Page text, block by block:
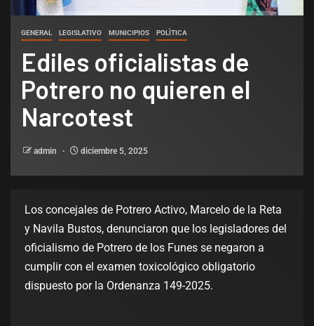
GENERAL LEGISLATIVO MUNICIPIOS POLÌTICA
Ediles oficialistas de
Potrero no quieren el
Narcotest
admin diciembre 5, 2025
Los concejales de Potrero Activo, Marcelo de la Reta
y Navila Bustos, denunciaron que los legisladores del
oficialismo de Potrero de los Funes se negaron a
cumplir con el examen toxicológico obligatorio
dispuesto por la Ordenanza 149-2025.